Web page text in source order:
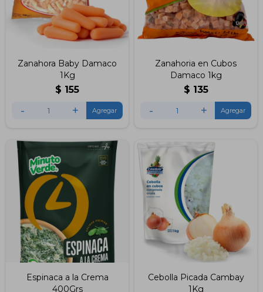
Zanahora Baby Damaco
1Kg
$ 155
- +
Zanahoria en Cubos
Damaco 1kg
$ 135
- +
Espinaca a la Crema
400Grs
Cebolla Picada Cambay
1Kg